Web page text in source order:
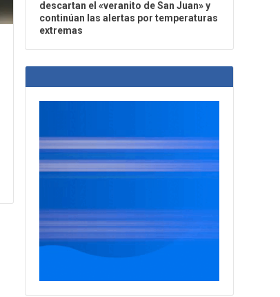
descartan el «veranito de San Juan» y
continúan las alertas por temperaturas
extremas